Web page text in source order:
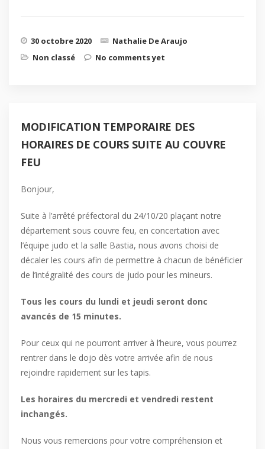
30 octobre 2020
Nathalie De Araujo
Non classé
No comments yet
MODIFICATION TEMPORAIRE DES
HORAIRES DE COURS SUITE AU COUVRE
FEU
Bonjour,
Suite à l’arrêté préfectoral du 24/10/20 plaçant notre
département sous couvre feu, en concertation avec
l’équipe judo et la salle Bastia, nous avons choisi de
décaler les cours afin de permettre à chacun de bénéficier
de l’intégralité des cours de judo pour les mineurs.
Tous les cours du lundi et jeudi seront donc
avancés de 15 minutes.
Pour ceux qui ne pourront arriver à l’heure, vous pourrez
rentrer dans le dojo dès votre arrivée afin de nous
rejoindre rapidement sur les tapis.
Les horaires du mercredi et vendredi restent
inchangés.
Nous vous remercions pour votre compréhension et